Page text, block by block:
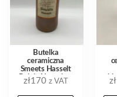
Butelka
ceramiczna
Smeets Hasselt
Belgia Hasseltse
Brandewijn 1l
zł170 z VAT zł